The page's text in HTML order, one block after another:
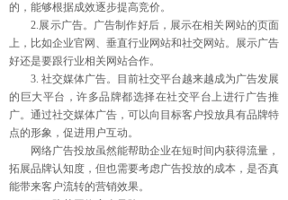
的，能够根据成效逐步提高竞价。
2.展示广告。广告制作好后，展示在相关网站的页面
上，比如企业官网、垂直行业网站和社交网站。展示广告
好还是要跟行业相关网站合作。
3. 社交媒体广告。目前社交平台越来越成为广告发展
的巨大平台，许多品牌都选择在社交平台上进行广告推
广。通过社交媒体广告，可以向目标客户投放具有品牌特
点的形象，促进用户互动。
网络广告投放虽然能帮助企业在短时间内获得流量，
拓展品牌认知度，但也需要考虑广告投放的成本，是否真
能带来客户流转的营销效果。